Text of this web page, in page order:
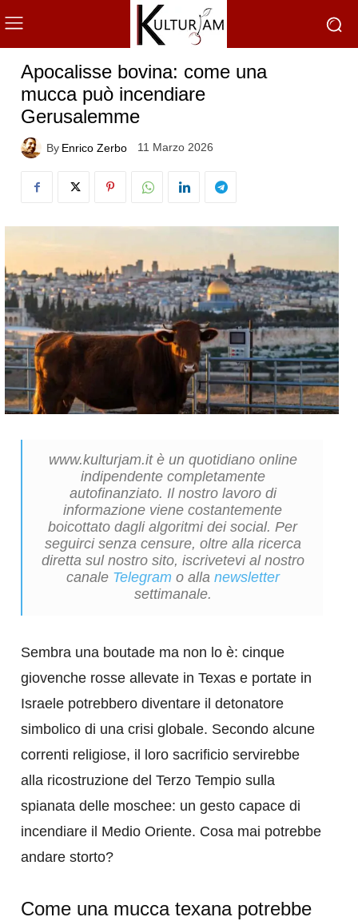
Apocalisse bovina: come una
mucca può incendiare
Gerusalemme
By Enrico Zerbo 11 Marzo 2026
www.kulturjam.it è un quotidiano online
indipendente completamente
autofinanziato. Il nostro lavoro di
informazione viene costantemente
boicottato dagli algoritmi dei social. Per
seguirci senza censure, oltre alla ricerca
diretta sul nostro sito, iscrivetevi al nostro
canale Telegram o alla newsletter
settimanale.
Sembra una boutade ma non lo è: cinque
giovenche rosse allevate in Texas e portate in
Israele potrebbero diventare il detonatore
simbolico di una crisi globale. Secondo alcune
correnti religiose, il loro sacrificio servirebbe
alla ricostruzione del Terzo Tempio sulla
spianata delle moschee: un gesto capace di
incendiare il Medio Oriente. Cosa mai potrebbe
andare storto?
Come una mucca texana potrebbe